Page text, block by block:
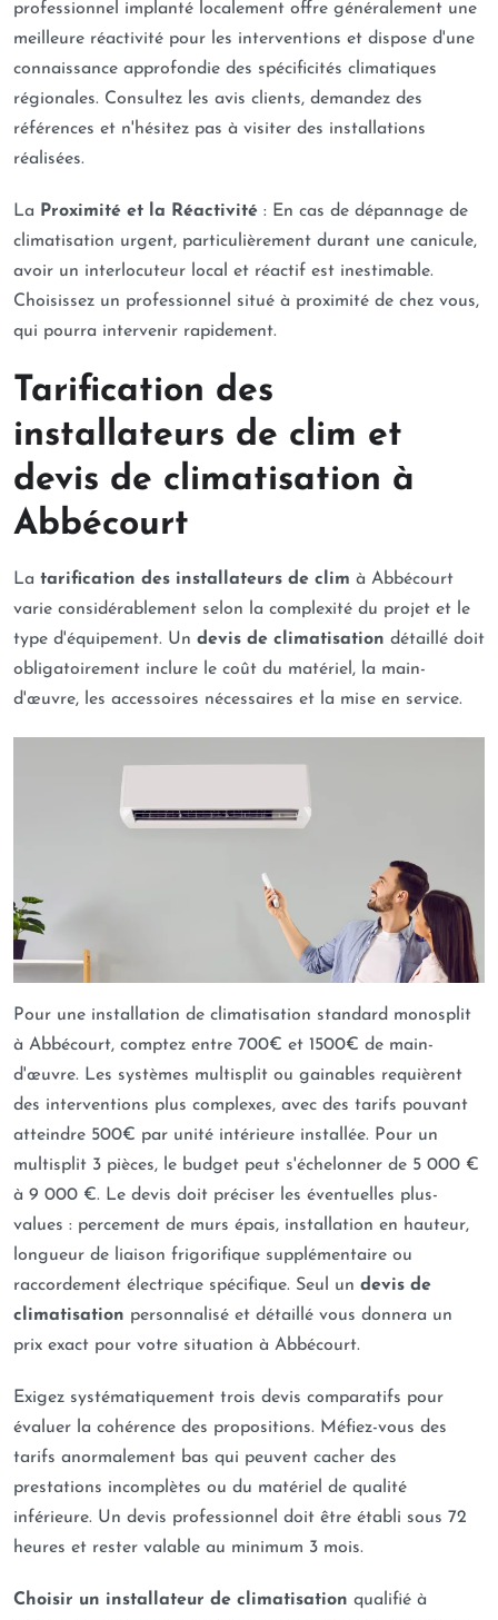
professionnel implanté localement offre généralement une
meilleure réactivité pour les interventions et dispose d'une
connaissance approfondie des spécificités climatiques
régionales. Consultez les avis clients, demandez des
références et n'hésitez pas à visiter des installations
réalisées.
La Proximité et la Réactivité : En cas de dépannage de
climatisation urgent, particulièrement durant une canicule,
avoir un interlocuteur local et réactif est inestimable.
Choisissez un professionnel situé à proximité de chez vous,
qui pourra intervenir rapidement.
Tarification des
installateurs de clim et
devis de climatisation à
Abbécourt
La tarification des installateurs de clim à Abbécourt
varie considérablement selon la complexité du projet et le
type d'équipement. Un devis de climatisation détaillé doit
obligatoirement inclure le coût du matériel, la main-
d'œuvre, les accessoires nécessaires et la mise en service.
Pour une installation de climatisation standard monosplit
à Abbécourt, comptez entre 700€ et 1500€ de main-
d'œuvre. Les systèmes multisplit ou gainables requièrent
des interventions plus complexes, avec des tarifs pouvant
atteindre 500€ par unité intérieure installée. Pour un
multisplit 3 pièces, le budget peut s'échelonner de 5 000 €
à 9 000 €. Le devis doit préciser les éventuelles plus-
values : percement de murs épais, installation en hauteur,
longueur de liaison frigorifique supplémentaire ou
raccordement électrique spécifique. Seul un devis de
climatisation personnalisé et détaillé vous donnera un
prix exact pour votre situation à Abbécourt.
Exigez systématiquement trois devis comparatifs pour
évaluer la cohérence des propositions. Méfiez-vous des
tarifs anormalement bas qui peuvent cacher des
prestations incomplètes ou du matériel de qualité
inférieure. Un devis professionnel doit être établi sous 72
heures et rester valable au minimum 3 mois.
Choisir un installateur de climatisation qualifié à